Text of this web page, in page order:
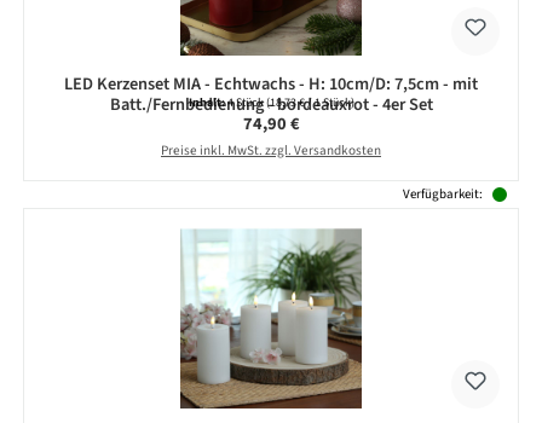
LED Kerzenset MIA - Echtwachs - H: 10cm/D: 7,5cm - mit
Batt./Fernbedienung - bordeauxrot - 4er Set
Inhalt:4 Stück(18,73 € / 1 Stück)
Regulärer Preis:
74,90 €
Preise inkl. MwSt. zzgl. Versandkosten
Verfügbarkeit: